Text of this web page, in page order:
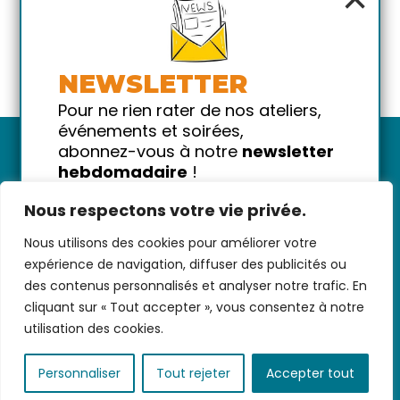
Nous respectons votre vie privée.
Nous utilisons des cookies pour améliorer votre
expérience de navigation, diffuser des publicités ou
des contenus personnalisés et analyser notre trafic. En
cliquant sur « Tout accepter », vous consentez à notre
utilisation des cookies.
Personnaliser Tout rejeter Accepter tout
Nous contacter- CGV/CGU-Données
personnelles-Infos pratiques- FAQ
NEWSLETTER
Pour ne rien rater de nos ateliers,
événements et soirées,
abonnez-vous à notre newsletter
hebdomadaire !
!
Votre email